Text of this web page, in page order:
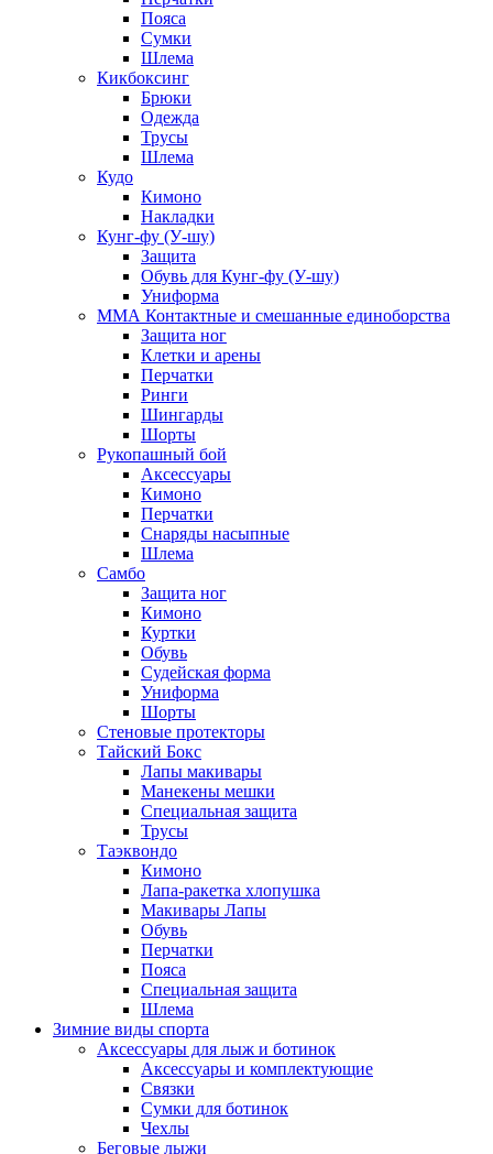
Пояса
Сумки
Шлема
Кикбоксинг
Брюки
Одежда
Трусы
Шлема
Кудо
Кимоно
Накладки
Кунг-фу (У-шу)
Защита
Обувь для Кунг-фу (У-шу)
Униформа
ММА Контактные и смешанные единоборства
Защита ног
Клетки и арены
Перчатки
Ринги
Шингарды
Шорты
Рукопашный бой
Аксессуары
Кимоно
Перчатки
Снаряды насыпные
Шлема
Самбо
Защита ног
Кимоно
Куртки
Обувь
Судейская форма
Униформа
Шорты
Стеновые протекторы
Тайский Бокс
Лапы макивары
Манекены мешки
Специальная защита
Трусы
Таэквондо
Кимоно
Лапа-ракетка хлопушка
Макивары Лапы
Обувь
Перчатки
Пояса
Специальная защита
Шлема
Зимние виды спорта
Аксессуары для лыж и ботинок
Аксессуары и комплектующие
Связки
Сумки для ботинок
Чехлы
Беговые лыжи